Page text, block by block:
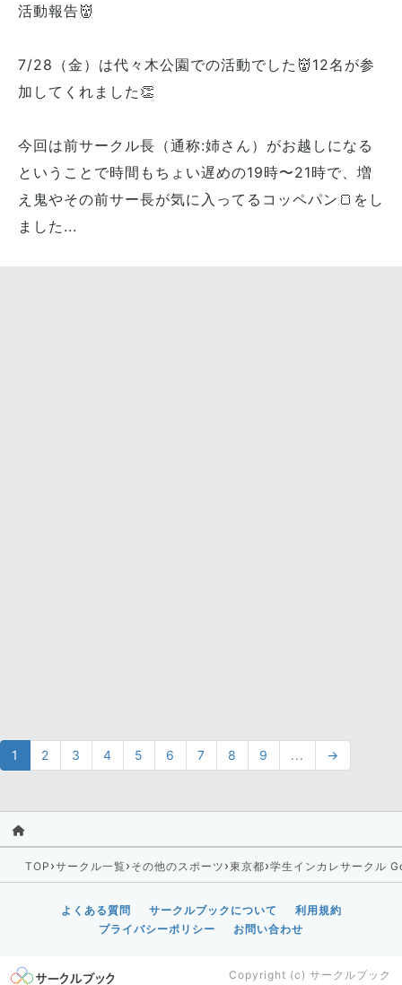
活動報告👹
7/28（金）は代々木公園での活動でした👹12名が参
加してくれました👏
今回は前サークル長（通称:姉さん）がお越しになる
ということで時間もちょい遅めの19時〜21時で、増
え鬼やその前サー長が気に入ってるコッペパン🍞をし
ました...
1 2 3 4 5 6 7 8 9 ... →
TOP ›サークル一覧› その他のスポーツ ›東京都›学生インカレサークル
よくある質問 サークルブックについて
利用規約
プライバシーポリシー
お問い合わせ
Copyright (c) サークルブック